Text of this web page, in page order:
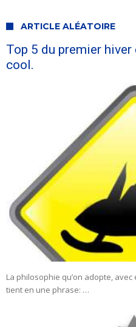
ARTICLE ALÉATOIRE
Top 5 du premier
cool.
La philosophie qu’on adopte,
tient en une phrase: …